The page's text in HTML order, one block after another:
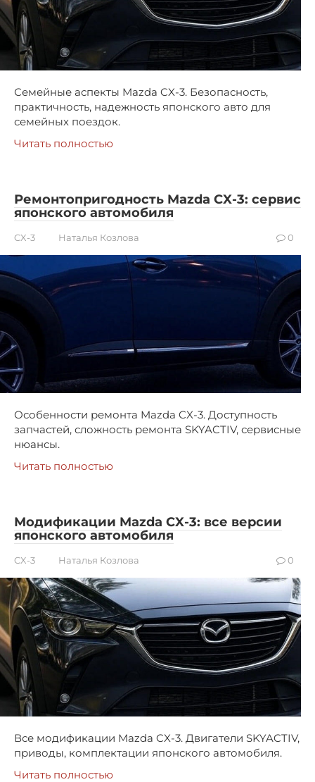
Семейные аспекты Mazda CX-3. Безопасность,
практичность, надежность японского авто для
семейных поездок.
Читать полностью
Ремонтопригодность Mazda CX-3: сервис
японского автомобиля
CX-3 Наталья Козлова 0
Особенности ремонта Mazda CX-3. Доступность
запчастей, сложность ремонта SKYACTIV, сервисные
нюансы.
Читать полностью
Модификации Mazda CX-3: все версии
японского автомобиля
CX-3 Наталья Козлова 0
Все модификации Mazda CX-3. Двигатели SKYACTIV,
приводы, комплектации японского автомобиля.
Читать полностью